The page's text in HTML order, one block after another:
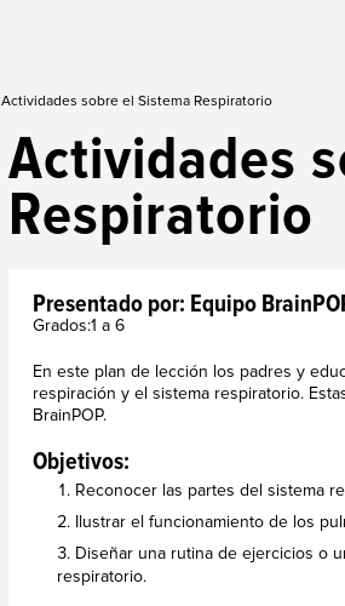
Actividades sobre el Sistema Respiratorio
Actividades
Respiratorio
Presentado por: Equipo
Grados:1 a 6
En este plan de lección los padres y
respiración y el sistema respiratorio.
BrainPOP.
Objetivos:
Reconocer las partes del sistema
Ilustrar el funcionamiento de los
Diseñar una rutina de ejercicios o
respiratorio.